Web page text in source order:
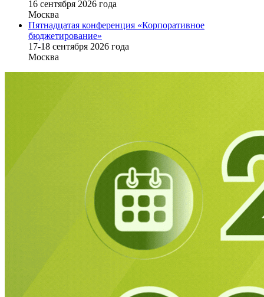
16 cентября 2026 года
Москва
Пятнадцатая конференция «Корпоративное
бюджетирование»
17-18 сентября 2026 года
Москва